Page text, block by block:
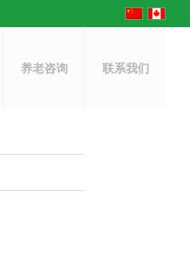
养老咨询 联系我们